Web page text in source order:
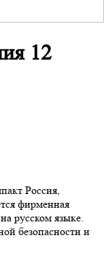
12
Россия,
фирменная
русском языке.
безопасности и